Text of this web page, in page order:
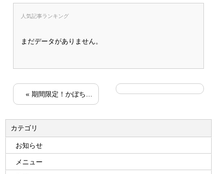
人気記事ランキング
まだデータがありません。
« 期間限定！かぼちゃシナモンのパン♪
カテゴリ
お知らせ
メニュー